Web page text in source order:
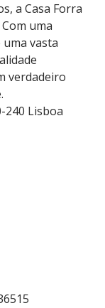
a Casa Forra
uma
vasta
verdadeiro
240 Lisboa